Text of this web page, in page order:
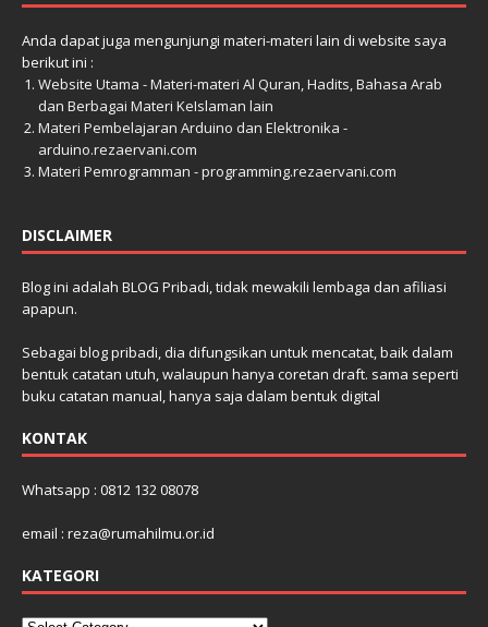
Anda dapat juga mengunjungi materi-materi lain di website saya
berikut ini :
Website Utama - Materi-materi Al Quran, Hadits, Bahasa Arab
dan Berbagai Materi KeIslaman lain
Materi Pembelajaran Arduino dan Elektronika -
arduino.rezaervani.com
Materi Pemrogramman - programming.rezaervani.com
DISCLAIMER
Blog ini adalah BLOG Pribadi, tidak mewakili lembaga dan afiliasi
apapun.
Sebagai blog pribadi, dia difungsikan untuk mencatat, baik dalam
bentuk catatan utuh, walaupun hanya coretan draft. sama seperti
buku catatan manual, hanya saja dalam bentuk digital
KONTAK
Whatsapp : 0812 132 08078
email : reza@rumahilmu.or.id
KATEGORI